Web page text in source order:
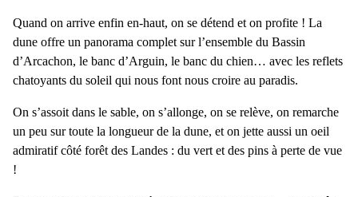
Quand on arrive enfin en-haut, on se détend et on profite ! La
dune offre un panorama complet sur l’ensemble du Bassin
d’Arcachon, le banc d’Arguin, le banc du chien… avec les reflets
chatoyants du soleil qui nous font nous croire au paradis.
On s’assoit dans le sable, on s’allonge, on se relève, on remarche
un peu sur toute la longueur de la dune, et on jette aussi un oeil
admiratif côté forêt des Landes : du vert et des pins à perte de vue
!